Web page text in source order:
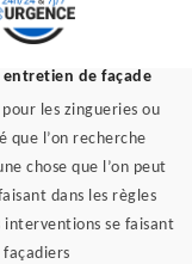
de façade
les zingueries ou
que l’on recherche
chose que l’on peut
dans les règles
interventions se faisant
façadiers